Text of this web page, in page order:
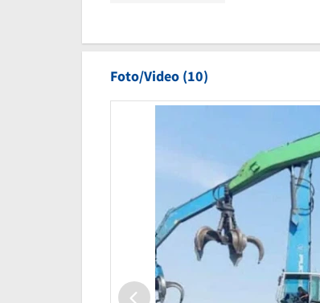
Foto/Video (10)